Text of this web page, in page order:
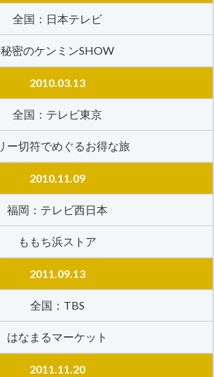
全国：日本テレビ
秘密のケンミンSHOW
2010.03.13
全国：テレビ東京
ー切符でめぐるお得な旅
2010.11.09
福岡：テレビ西日本
ももち浜ストア
2011.09.13
全国：TBS
はなまるマーケット
2011.11.20